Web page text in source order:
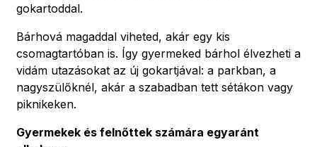
gokartoddal.
Bárhová magaddal viheted, akár egy kis
csomagtartóban is. Így gyermeked bárhol élvezheti a
vidám utazásokat az új gokartjával: a parkban, a
nagyszülőknél, akár a szabadban tett sétákon vagy
piknikeken.
Gyermekek és felnőttek számára egyaránt